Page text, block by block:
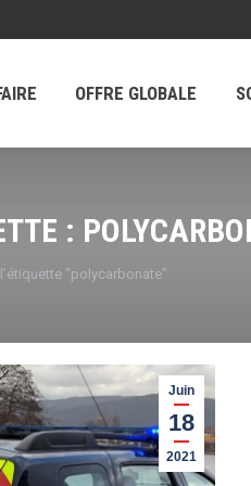
OFFRE GLOBALE
:
"polycarbonate"
Juin
18
2021
GLOBALE SOCIÉTÉ